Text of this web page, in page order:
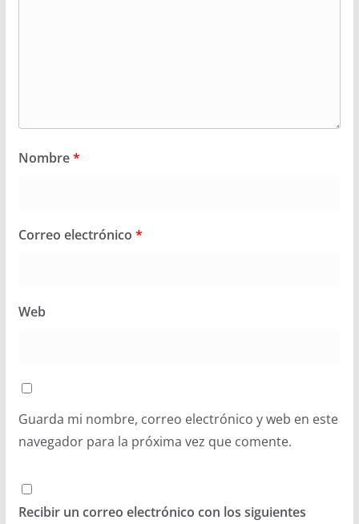
Nombre*
Correo electrónico *
Web
Guarda mi nombre, correo electrónico y web en este
navegador para la próxima vez que comente.
Recibir un correo electrónico con los siguientes